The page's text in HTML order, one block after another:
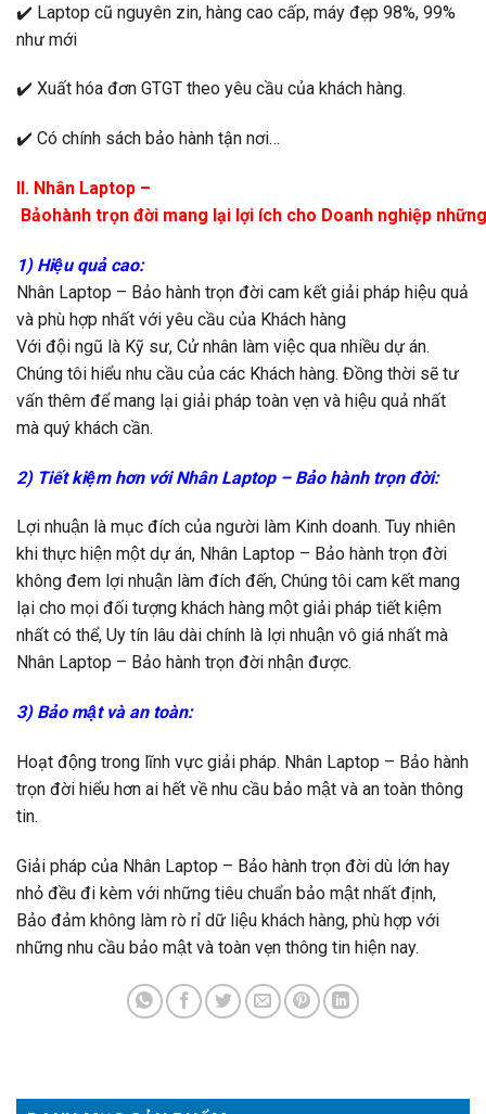
✔️ Laptop cũ nguyên zin, hàng cao cấp, máy đẹp 98%, 99%
như mới
✔️ Xuất hóa đơn GTGT theo yêu cầu của khách hàng.
✔️ Có chính sách bảo hành tận nơi…
II. Nhân Laptop –
Bảohành trọn đời mang lại lợi ích cho Doanh nghiệp
1) Hiệu quả cao:
Nhân Laptop – Bảo hành trọn đời cam kết giải pháp hiệu quả
và phù hợp nhất với yêu cầu của Khách hàng
Với đội ngũ là Kỹ sư, Cử nhân làm việc qua nhiều dự án.
Chúng tôi hiểu nhu cầu của các Khách hàng. Đồng thời sẽ tư
vấn thêm để mang lại giải pháp toàn vẹn và hiệu quả nhất
mà quý khách cần.
2) Tiết kiệm hơn với Nhân Laptop – Bảo hành trọn đời:
Lợi nhuận là mục đích của người làm Kinh doanh. Tuy nhiên
khi thực hiện một dự án, Nhân Laptop – Bảo hành trọn đời
không đem lợi nhuận làm đích đến, Chúng tôi cam kết mang
lại cho mọi đối tượng khách hàng một giải pháp tiết kiệm
nhất có thể, Uy tín lâu dài chính là lợi nhuận vô giá nhất mà
Nhân Laptop – Bảo hành trọn đời nhận được.
3) Bảo mật và an toàn:
Hoạt động trong lĩnh vực giải pháp. Nhân Laptop – Bảo hành
trọn đời hiểu hơn ai hết về nhu cầu bảo mật và an toàn thông
tin.
Giải pháp của Nhân Laptop – Bảo hành trọn đời dù lớn hay
nhỏ đều đi kèm với những tiêu chuẩn bảo mật nhất định,
Bảo đảm không làm rò rỉ dữ liệu khách hàng, phù hợp với
những nhu cầu bảo mật và toàn vẹn thông tin hiện nay.